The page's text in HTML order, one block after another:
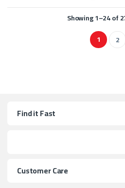
Showing 1–24 of
1
2
Find it Fast
Customer Care